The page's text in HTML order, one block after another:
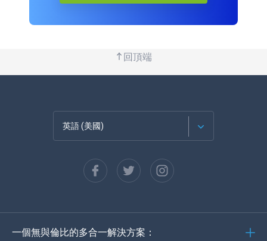
回頂端
英語 (美國)
西班牙語
德語
一個無與倫比的多合一解決方案：